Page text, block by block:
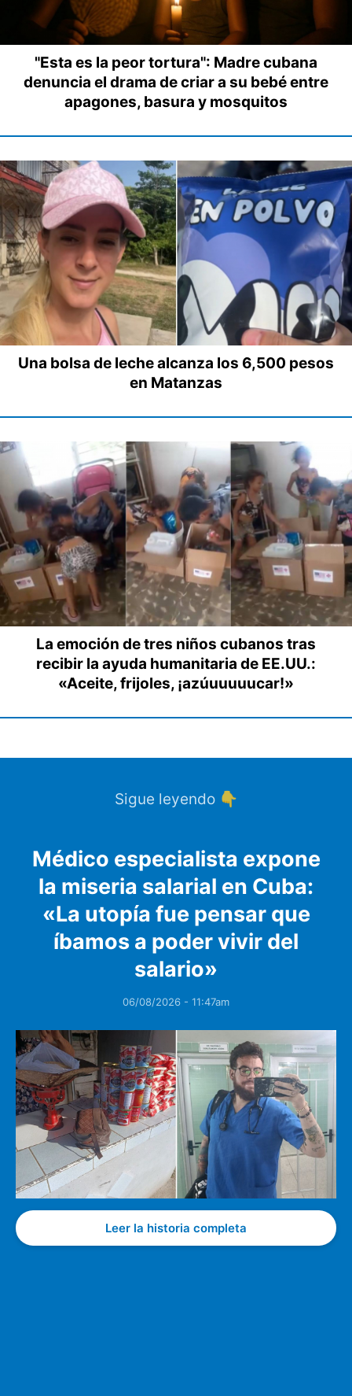
"Esta es la peor tortura": Madre cubana
denuncia el drama de criar a su bebé entre
apagones, basura y mosquitos
Una bolsa de leche alcanza los 6,500 pesos
en Matanzas
La emoción de tres niños cubanos tras
recibir la ayuda humanitaria de EE.UU.:
«Aceite, frijoles, ¡azúuuuuucar!»
Sigue leyendo 👇